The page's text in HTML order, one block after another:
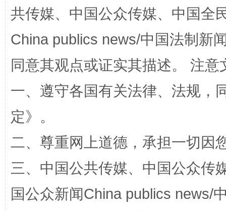
共传媒、中国公众传媒、中国全
China publics news/中国法制新
同意其观点或证实其描述。 注
一、遵守各国有关法律、法规，
定》。
二、尊重网上道德，承担一切因
三、中国公共传媒、中国公众传
国公众新闻China publics news/